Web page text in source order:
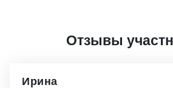
Отзывы
Ирина